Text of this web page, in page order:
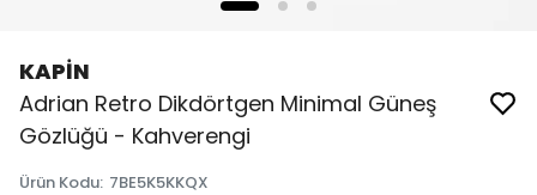
KAPİN
Adrian Retro Dikdörtgen Minimal Güneş
Gözlüğü - Kahverengi
Ürün Kodu: 7BE5K5KKQX